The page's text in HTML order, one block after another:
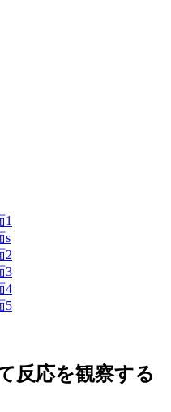
反応を観察する